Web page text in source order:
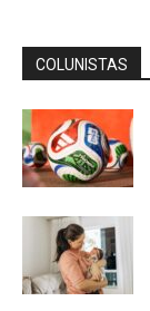
COLUNISTAS